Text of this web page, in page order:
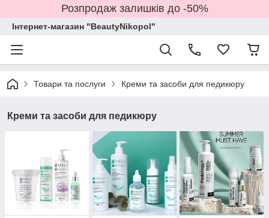
Розпродаж залишків до -50%
Інтернет-магазин "BeautyNikopol"
Товари та послуги Креми та засоби для педикюру
Креми та засоби для педикюру